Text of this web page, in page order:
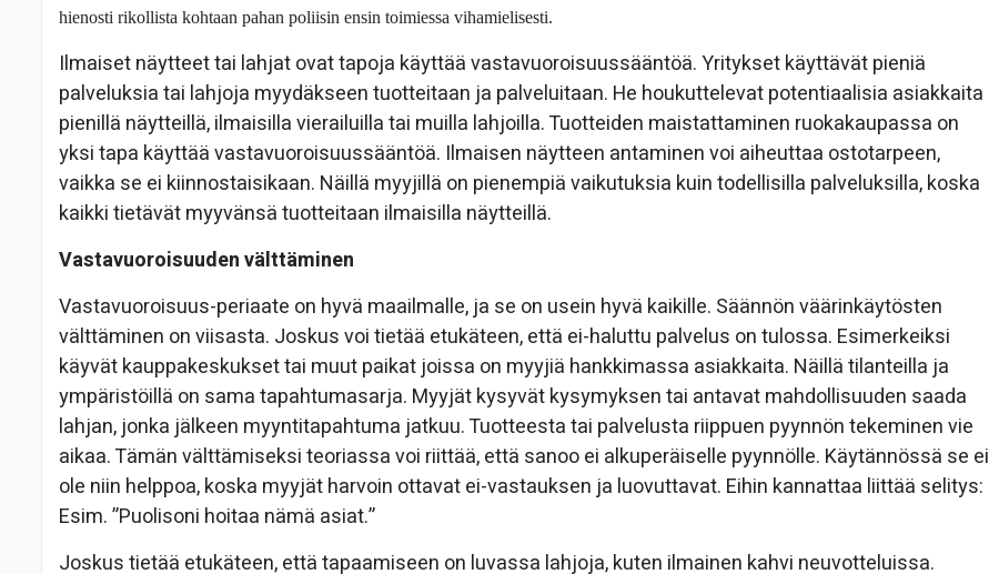
hienosti rikollista kohtaan pahan poliisin ensin toimiessa vihamielisesti.
Ilmaiset näytteet tai lahjat ovat tapoja käyttää vastavuoroisuussääntöä. Yritykset käyttävät pieniä
palveluksia tai lahjoja myydäkseen tuotteitaan ja palveluitaan. He houkuttelevat potentiaalisia asiakkaita
pienillä näytteillä, ilmaisilla vierailuilla tai muilla lahjoilla. Tuotteiden maistattaminen ruokakaupassa on
yksi tapa käyttää vastavuoroisuussääntöä. Ilmaisen näytteen antaminen voi aiheuttaa ostotarpeen,
vaikka se ei kiinnostaisikaan. Näillä myyjillä on pienempiä vaikutuksia kuin todellisilla palveluksilla, koska
kaikki tietävät myyvänsä tuotteitaan ilmaisilla näytteillä.
Vastavuoroisuuden välttäminen
Vastavuoroisuus-periaate on hyvä maailmalle, ja se on usein hyvä kaikille. Säännön väärinkäytösten
välttäminen on viisasta. Joskus voi tietää etukäteen, että ei-haluttu palvelus on tulossa. Esimerkeiksi
käyvät kauppakeskukset tai muut paikat joissa on myyjiä hankkimassa asiakkaita. Näillä tilanteilla ja
ympäristöillä on sama tapahtumasarja. Myyjät kysyvät kysymyksen tai antavat mahdollisuuden saada
lahjan, jonka jälkeen myyntitapahtuma jatkuu. Tuotteesta tai palvelusta riippuen pyynnön tekeminen vie
aikaa. Tämän välttämiseksi teoriassa voi riittää, että sanoo ei alkuperäiselle pyynnölle. Käytännössä se ei
ole niin helppoa, koska myyjät harvoin ottavat ei-vastauksen ja luovuttavat. Eihin kannattaa liittää selitys:
Esim. ”Puolisoni hoitaa nämä asiat.”
Joskus tietää etukäteen, että tapaamiseen on luvassa lahjoja, kuten ilmainen kahvi neuvotteluissa.